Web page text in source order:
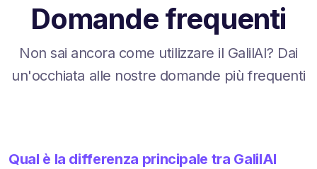
Domande frequenti
Non sai ancora come utilizzare il GalilAI? Dai
un'occhiata alle nostre domande più frequenti
Qual è la differenza principale tra GalilAI